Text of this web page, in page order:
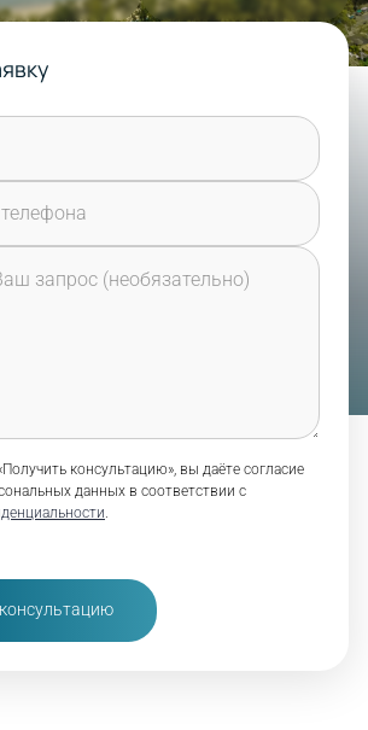
консультацию», вы даёте согласие
данных в соответствии с
.